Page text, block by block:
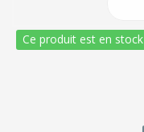
Ce produit est en stock